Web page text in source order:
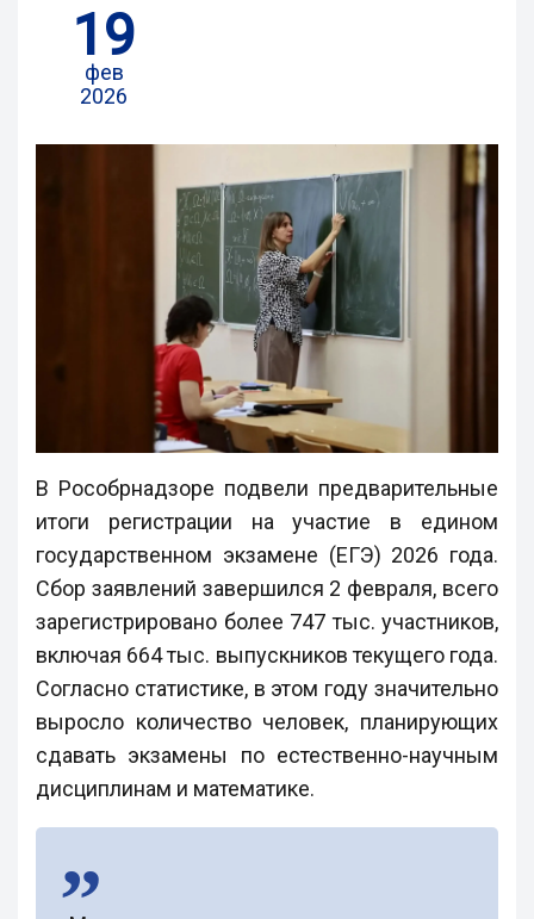
19
фев
2026
В Рособрнадзоре подвели предварительные
итоги регистрации на участие в едином
государственном экзамене (ЕГЭ) 2026 года.
Сбор заявлений завершился 2 февраля, всего
зарегистрировано более 747 тыс. участников,
включая 664 тыс. выпускников текущего года.
Согласно статистике, в этом году значительно
выросло количество человек, планирующих
сдавать экзамены по естественно-научным
дисциплинам и математике.